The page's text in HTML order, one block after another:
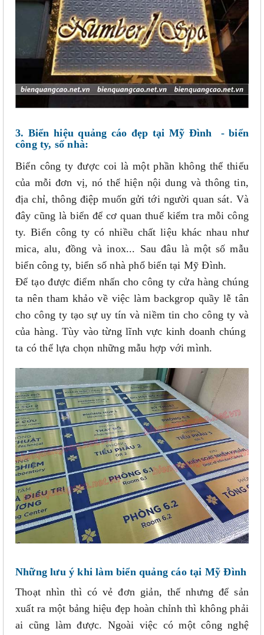
3. Biển hiệu quảng cáo đẹp tại Mỹ Đình - biển
công ty, số nhà:
Biển công ty được coi là một phần không thể thiếu
của mỗi đơn vị, nó thể hiện nội dung và thông tin,
địa chỉ, thông điệp muốn gửi tới người quan sát. Và
đây cũng là biển để cơ quan thuế kiểm tra mỗi công
ty. Biển công ty có nhiều chất liệu khác nhau như
mica, alu, đồng và inox... Sau đâu là một số mẫu
biển công ty, biển số nhà phổ biến tại Mỹ Đình.
Để tạo được điểm nhấn cho công ty cửa hàng chúng
ta nên tham khảo về việc làm backgrop quầy lễ tân
cho công ty tạo sự uy tín và niềm tin cho công ty và
của hàng. Tùy vào từng lĩnh vực kinh doanh chúng
ta có thể lựa chọn những mẫu hợp với mình.
Những lưu ý khi làm biển quảng cáo tại Mỹ Đình
Thoạt nhìn thì có vẻ đơn giản, thế nhưng để sản
xuất ra một bảng hiệu đẹp hoàn chỉnh thì không phải
ai cũng làm được. Ngoài việc có một công nghệ